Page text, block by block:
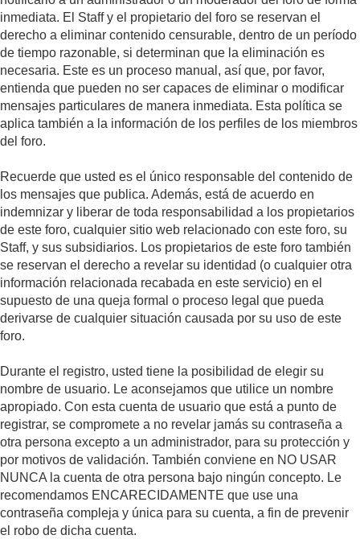
inmediata. El Staff y el propietario del foro se reservan el
derecho a eliminar contenido censurable, dentro de un período
de tiempo razonable, si determinan que la eliminación es
necesaria. Este es un proceso manual, así que, por favor,
entienda que pueden no ser capaces de eliminar o modificar
mensajes particulares de manera inmediata. Esta política se
aplica también a la información de los perfiles de los miembros
del foro.
Recuerde que usted es el único responsable del contenido de
los mensajes que publica. Además, está de acuerdo en
indemnizar y liberar de toda responsabilidad a los propietarios
de este foro, cualquier sitio web relacionado con este foro, su
Staff, y sus subsidiarios. Los propietarios de este foro también
se reservan el derecho a revelar su identidad (o cualquier otra
información relacionada recabada en este servicio) en el
supuesto de una queja formal o proceso legal que pueda
derivarse de cualquier situación causada por su uso de este
foro.
Durante el registro, usted tiene la posibilidad de elegir su
nombre de usuario. Le aconsejamos que utilice un nombre
apropiado. Con esta cuenta de usuario que está a punto de
registrar, se compromete a no revelar jamás su contraseña a
otra persona excepto a un administrador, para su protección y
por motivos de validación. También conviene en NO USAR
NUNCA la cuenta de otra persona bajo ningún concepto. Le
recomendamos ENCARECIDAMENTE que use una
contraseña compleja y única para su cuenta, a fin de prevenir
el robo de dicha cuenta.